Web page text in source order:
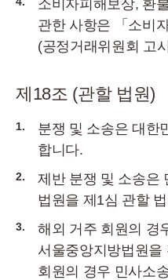
소비자피해보상, 환
관한 사항은 「소비
(공정거래위원회 고
제18조 (관할 법원)
1.
분쟁 및 소송은 대한
합니다.
2.
제반 분쟁 및 소송은
법원을 제1심 관할
3.
해외 거주 회원의 경
서울중앙지방법원을
회원의 경우 민사소